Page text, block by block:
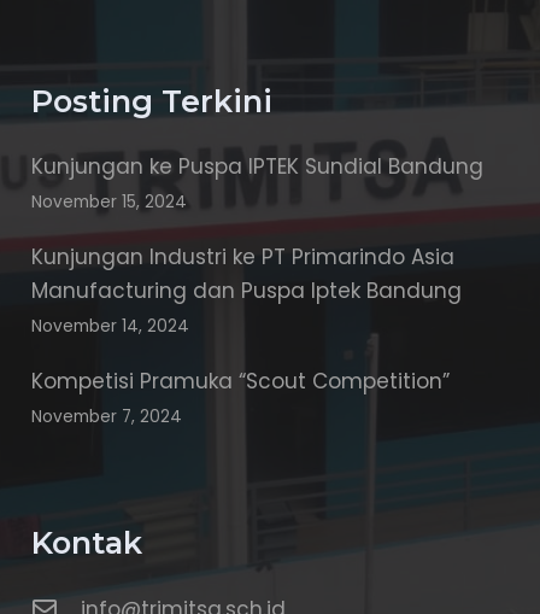
Posting Terkini
Kunjungan ke Puspa IPTEK Sundial Bandung
November 15, 2024
Kunjungan Industri ke PT Primarindo Asia
Manufacturing dan Puspa Iptek Bandung
November 14, 2024
Kompetisi Pramuka “Scout Competition”
November 7, 2024
Kontak